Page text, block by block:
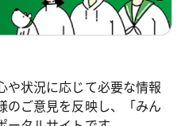
や状況に応じて必要な情報
のご意見を反映し、「みん